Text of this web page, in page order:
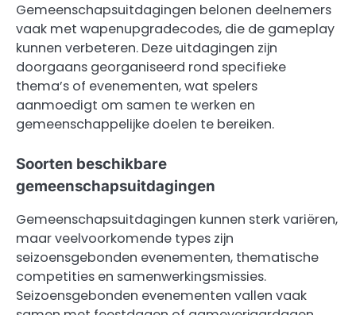
Gemeenschapsuitdagingen belonen deelnemers
vaak met wapenupgradecodes, die de gameplay
kunnen verbeteren. Deze uitdagingen zijn
doorgaans georganiseerd rond specifieke
thema’s of evenementen, wat spelers
aanmoedigt om samen te werken en
gemeenschappelijke doelen te bereiken.
Soorten beschikbare
gemeenschapsuitdagingen
Gemeenschapsuitdagingen kunnen sterk variëren,
maar veelvoorkomende types zijn
seizoensgebonden evenementen, thematische
competities en samenwerkingsmissies.
Seizoensgebonden evenementen vallen vaak